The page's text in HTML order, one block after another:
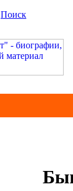
Поиск